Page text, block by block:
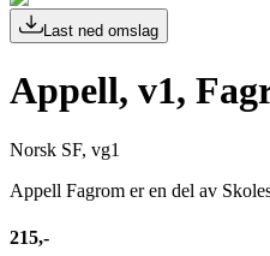
Last ned omslag
Appell, v1,
Norsk SF, vg1
Appell Fagrom er en del av
215,-